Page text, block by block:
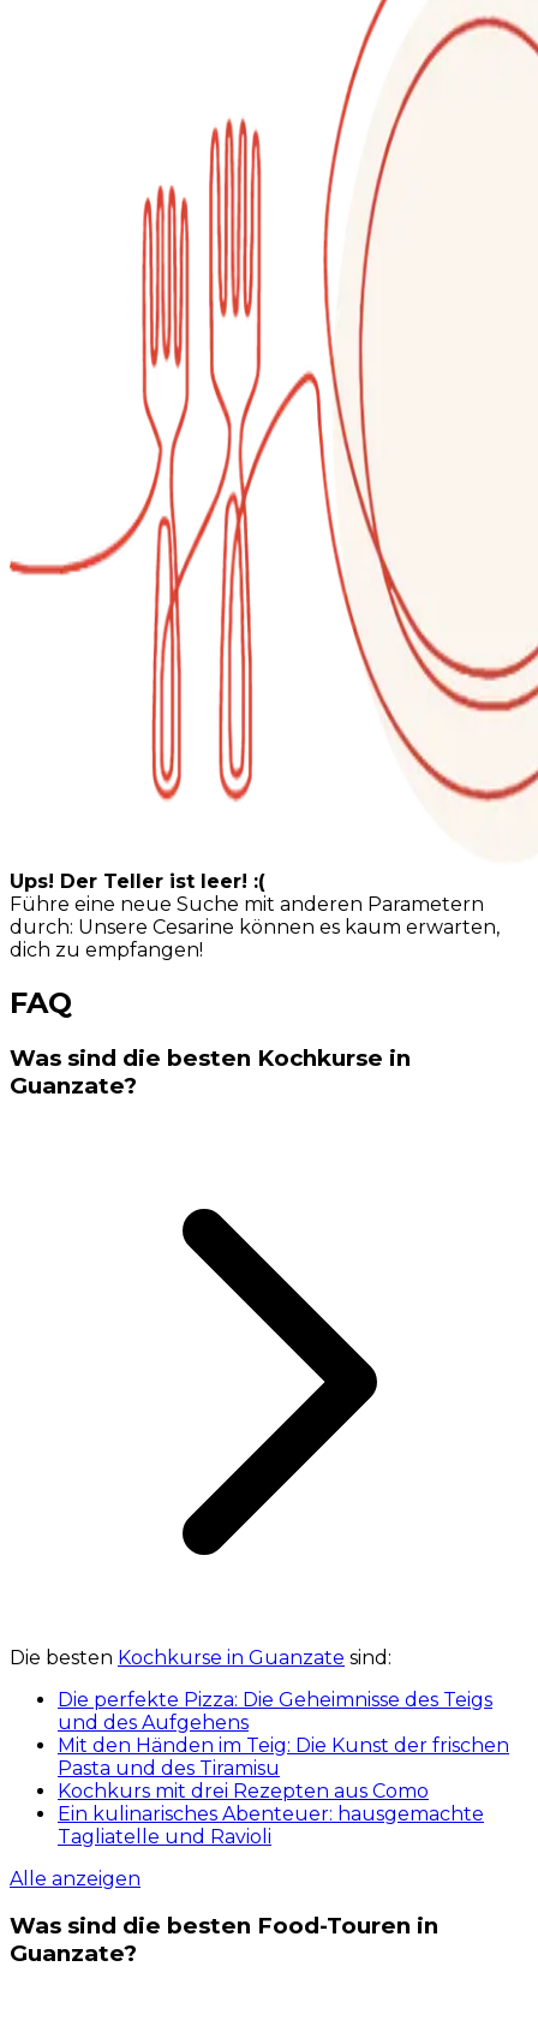
Ups! Der Teller ist leer! :(
Führe eine neue Suche mit anderen Parametern
durch: Unsere Cesarine können es kaum erwarten,
dich zu empfangen!
FAQ
Was sind die besten Kochkurse in
Guanzate?
Die besten Kochkurse in Guanzate sind:
Die perfekte Pizza: Die Geheimnisse des Teigs
und des Aufgehens
Mit den Händen im Teig: Die Kunst der frischen
Pasta und des Tiramisu
Kochkurs mit drei Rezepten aus Como
Ein kulinarisches Abenteuer: hausgemachte
Tagliatelle und Ravioli
Alle anzeigen
Was sind die besten Food-Touren in
Guanzate?